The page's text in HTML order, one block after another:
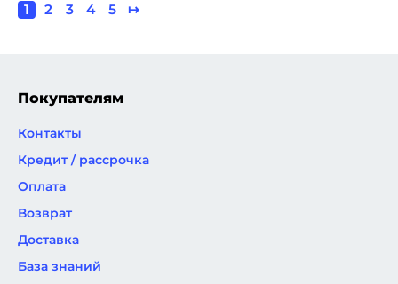
Нумерация
Текущая
1 Page
2 Page
3 Page
4 Page
5
Следующая
↦
Покупателям
Контакты
Кредит / рассрочка
Оплата
Возврат
Доставка
База знаний